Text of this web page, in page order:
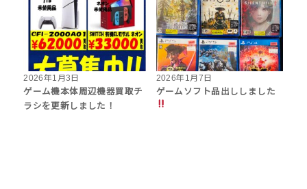
2026年1月3日
‎ゲーム機本体周辺機器買取チ
ラシを更新しました！
2026年1月7日
ゲームソフト品出ししました